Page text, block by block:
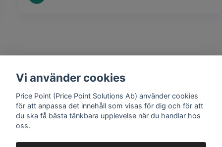
1 year ago
Mathias Johansson
Vi använder cookies
Price Point (Price Point Solutions Ab) använder cookies
för att anpassa det innehåll som visas för dig och för att
du ska få bästa tänkbara upplevelse när du handlar hos
oss.